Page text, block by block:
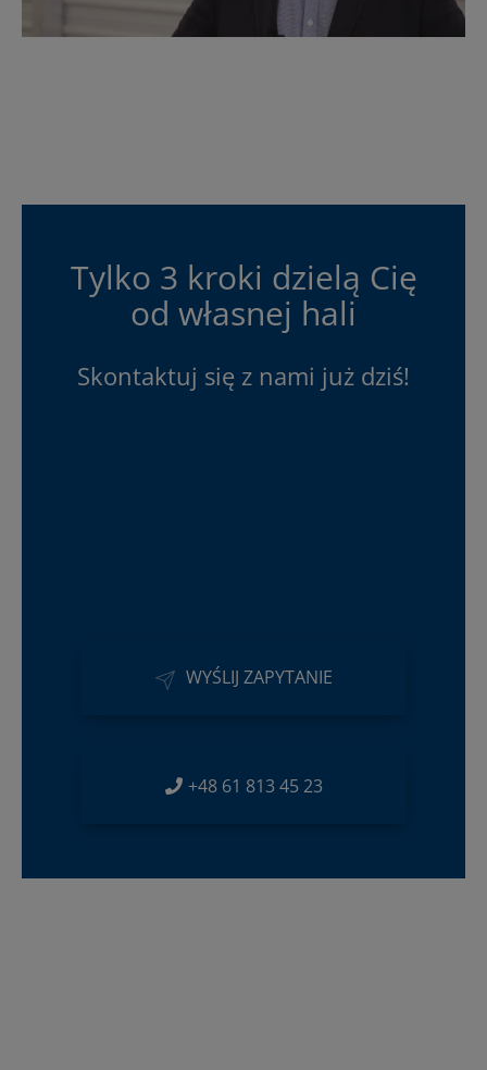
Tylko 3 kroki dzielą Cię
od własnej hali
Skontaktuj się z nami już dziś!
WYŚLIJ ZAPYTANIE
+48 61 813 45 23